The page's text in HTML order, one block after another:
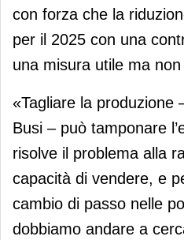
con forza che la
per il 2025 con una
una misura utile ma
«Tagliare la produzione
Busi – può tamponare
risolve il problema alla
capacità di vendere, e
cambio di passo nelle
dobbiamo andare a